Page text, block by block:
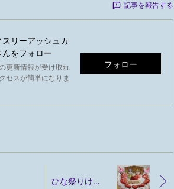
記事を報告する
スリーアッシュカ
んをフォロー
更新情報が受け取れ
セスが簡単になりま
フォロー
ひな祭りけーきはいかがですか